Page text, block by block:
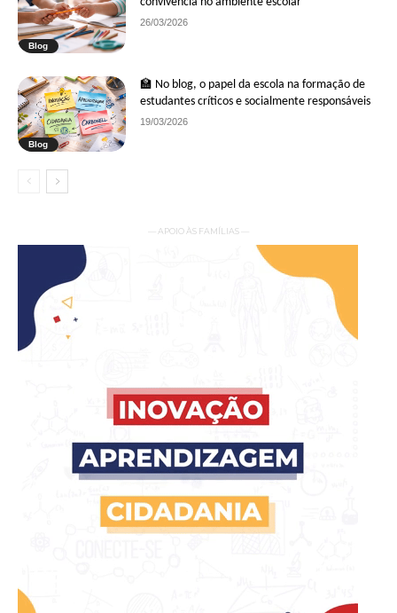
Blog
26/03/2026
Blog
🏫 No blog, o papel da escola na formação de
estudantes críticos e socialmente responsáveis
19/03/2026
— APOIO ÀS FAMÍLIAS —